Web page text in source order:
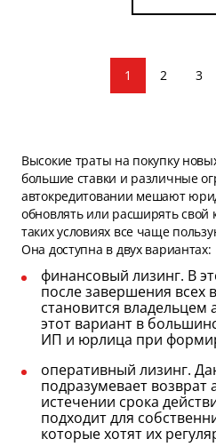
1 2 3
Высокие траты на покупку
большие ставки и различные
автокредитовании мешают
обновлять или расширять
таких условиях все чаще
Она доступна в двух вариантах:
финансовый лизинг. В
после завершения всех
становится
этот вариант в
ИП и юрлица при
оперативный лизинг.
подразумевает возврат
истечении срока
подходит для
которые хотят их